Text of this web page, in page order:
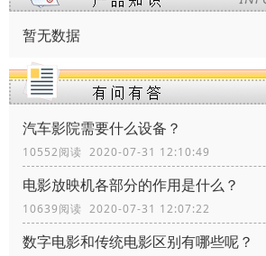
暂无数据
汽车影院需要什么设备？
10552阅读 2020-07-31 12:10:49
电影放映机各部分的作用是什么？
10639阅读 2020-07-31 12:07:22
数字电影和传统电影区别有哪些呢？